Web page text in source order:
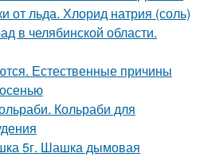
от льда. Хлорид натрия (соль)
в челябинской области.
Естественные причины
Кольраби для
5г. Шашка дымовая